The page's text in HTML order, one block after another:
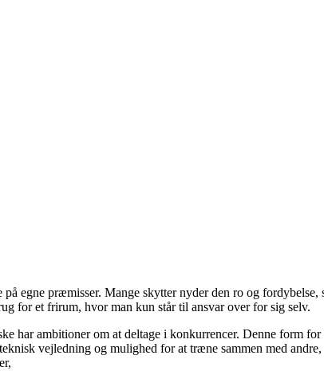
egne præmisser. Mange skytter nyder den ro og fordybelse,
for et frirum, hvor man kun står til ansvar over for sig selv.
har ambitioner om at deltage i konkurrencer. Denne form
vejledning og mulighed for at træne sammen med andre,